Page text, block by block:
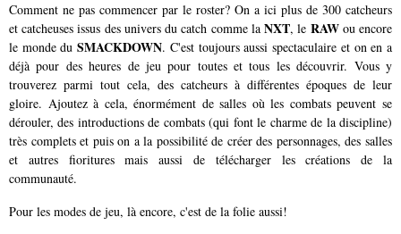
Comment ne pas commencer par le roster? On a ici plus de 300 catcheurs
et catcheuses issus des univers du catch comme laNXT, le RAWou encore
le monde duSMACKDOWN. C'est toujours aussi spectaculaire et on en a
déjà pour des heures de jeu pour toutes et tous les découvrir. Vous y
trouverez parmi tout cela, des catcheurs à différentes époques de leur
gloire. Ajoutez à cela, énormément de salles où les combats peuvent se
dérouler, des introductions de combats (qui font le charme de la discipline)
très complets et puis on a la possibilité de créer des personnages, des salles
et autres fioritures mais aussi de télécharger les créations de la
communauté.
Pour les modes de jeu, là encore, c'est de la folie aussi!